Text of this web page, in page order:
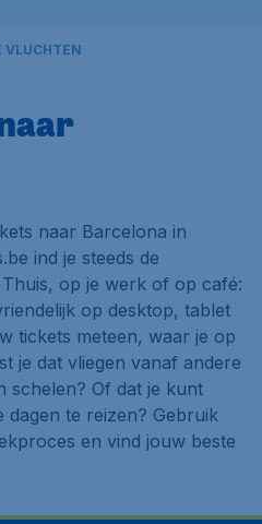
VLUCHTEN
naar Barcelona in
ind je steeds de
op je werk of op café:
op desktop, tablet
tickets meteen, waar je op
je dat vliegen vanaf andere
schelen? Of dat je kunt
te reizen? Gebruik
en vind jouw beste